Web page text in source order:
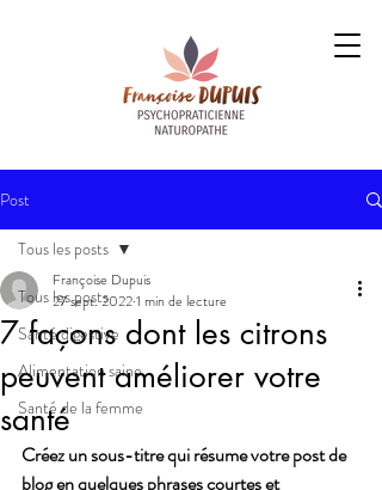
Post
Tous les posts
Santé digestive
Alimentation saine
Santé de la femme
Tous les posts
7 façons dont les citrons
peuvent améliorer votre
santé
Françoise Dupuis
27 sept. 20221 min de lecture
Créez un sous-titre qui résume votre post de
blog en quelques phrases courtes et